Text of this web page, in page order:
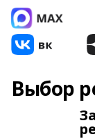
Выбор